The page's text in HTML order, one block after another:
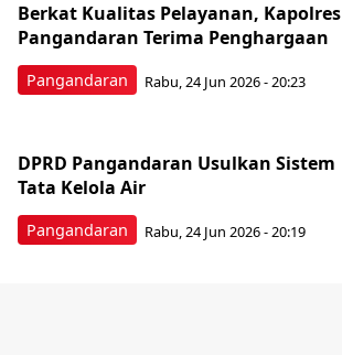
Pangandaran
Berkat Kualitas Pelayanan, Kapolres
Pangandaran Terima Penghargaan
Rabu, 24 Jun 2026 - 20:23
Pangandaran
DPRD Pangandaran Usulkan Sistem
Tata Kelola Air
Rabu, 24 Jun 2026 - 20:19